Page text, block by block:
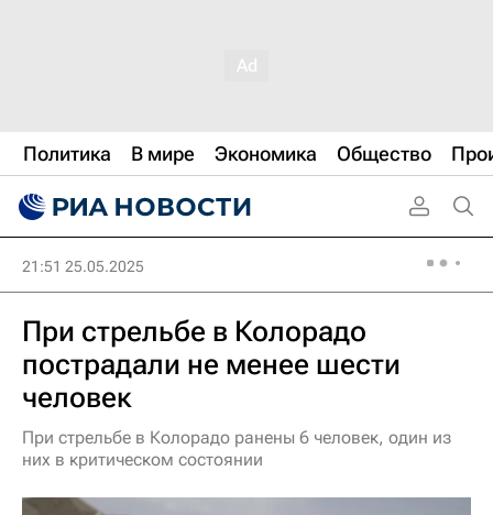
Политика В мире Экономика Общество
21:51 25.05.2025
При стрельбе в Колорадо
пострадали не менее шести
человек
При стрельбе в Колорадо ранены 6 человек, один из
них в критическом состоянии